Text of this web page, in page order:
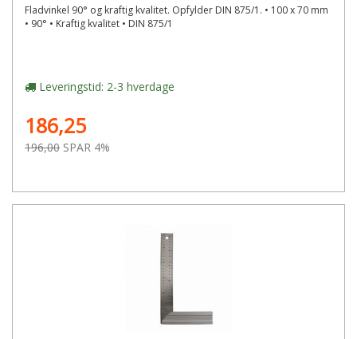
Fladvinkel 90° og kraftig kvalitet. Opfylder DIN 875/1. • 100 x 70 mm
• 90° • Kraftig kvalitet • DIN 875/1
Leveringstid: 2-3 hverdage
186,25
196,00 SPAR 4%